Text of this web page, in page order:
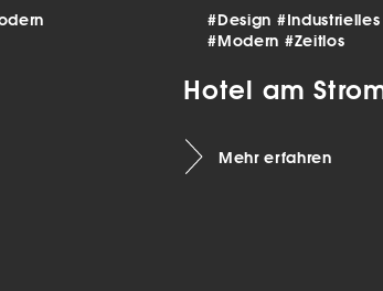
#Design
#Modern #Zeitlos
Hotel am
Mehr erfahren
Cookies erfassen Informationen anonym. Diese
Cookie-Informationen anzeigen